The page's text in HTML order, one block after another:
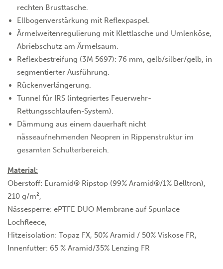
rechten Brusttasche.
Ellbogenverstärkung mit Reflexpaspel.
Ärmelweitenregulierung mit Klettlasche und Umlenköse,
Abriebschutz am Ärmelsaum.
Reflexbestreifung (3M 5697): 76 mm, gelb/silber/gelb, in
segmentierter Ausführung.
Rückenverlängerung.
Tunnel für IRS (integriertes Feuerwehr-
Rettungsschlaufen-System).
Dämmung aus einem dauerhaft nicht
nässeaufnehmenden Neopren in Rippenstruktur im
gesamten Schulterbereich.
Material:
Oberstoff: Euramid® Ripstop (99% Aramid®/1% Belltron),
210 g/m²,
Nässesperre: ePTFE DUO Membrane auf Spunlace
Lochfleece,
Hitzeisolation: Topaz FX, 50% Aramid / 50% Viskose FR,
Innenfutter: 65 % Aramid/35% Lenzing FR